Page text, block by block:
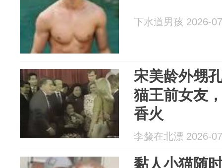
下水道男孩 2026-
宋美龄外甥
猫王前女友
香火
李斄在北漂 2026-
黏人小猫随